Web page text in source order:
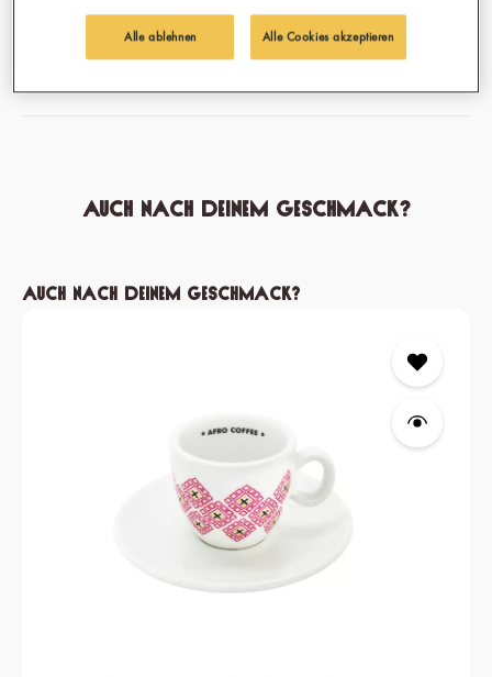
Chrome SilverEspresso Black
Ivory WhiteSavanna Yellow
Auch nach deinem Geschmack?
Produktgalerie überspringen
Auch nach deinem Geschmack?
Alle ablehnen Alle Cookies akzeptieren